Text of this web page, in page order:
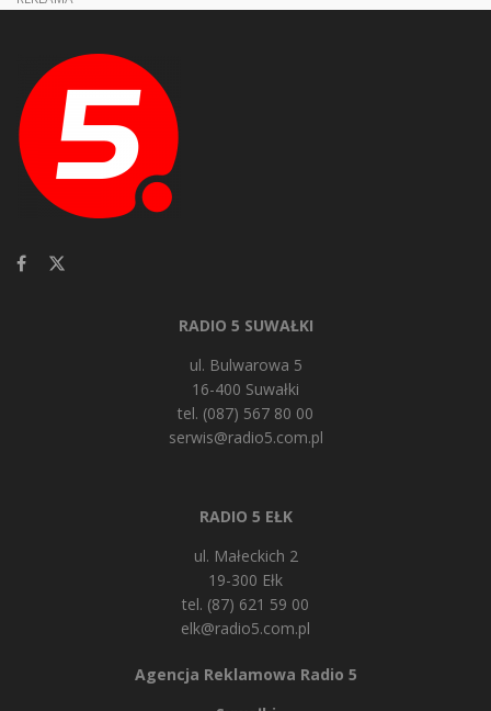
RADIO 5 SUWAŁKI
ul. Bulwarowa 5
16-400 Suwałki
tel. (087) 567 80 00
serwis@radio5.com.pl
RADIO 5 EŁK
ul. Małeckich 2
19-300 Ełk
tel. (87) 621 59 00
elk@radio5.com.pl
Agencja Reklamowa Radio 5